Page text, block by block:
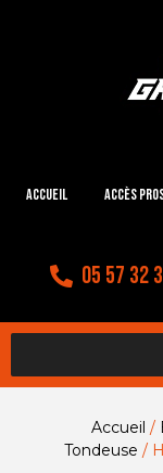
Accueil Accès
05 57 32
Accueil /
Tondeuse /